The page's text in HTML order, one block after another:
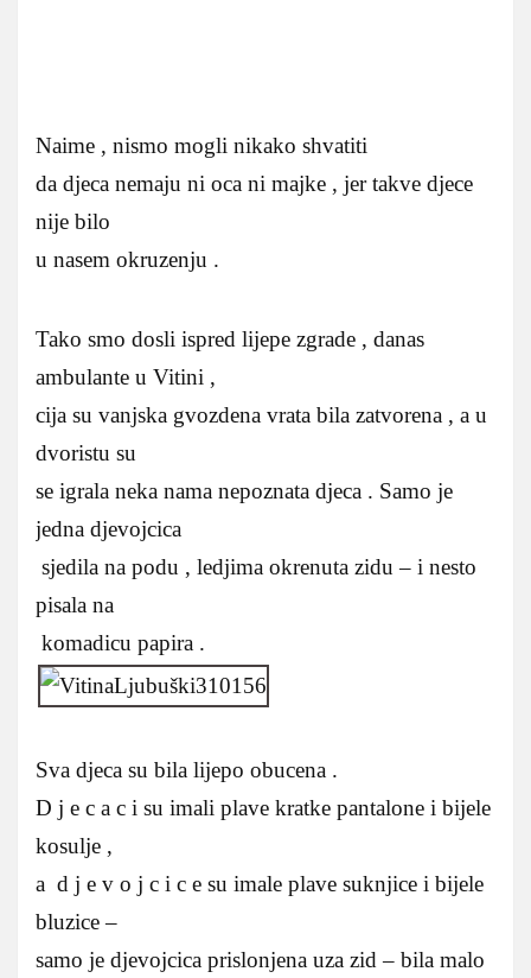
Naime , nismo mogli nikako shvatiti
da djeca nemaju ni oca ni majke , jer takve djece
nije bilo
u nasem okruzenju .
Tako smo dosli ispred lijepe zgrade , danas
ambulante u Vitini ,
cija su vanjska gvozdena vrata bila zatvorena , a u
dvoristu su
se igrala neka nama nepoznata djeca . Samo je
jedna djevojcica
sjedila na podu , ledjima okrenuta zidu – i nesto
pisala na
komadicu papira .
Sva djeca su bila lijepo obucena .
D j e c a c i su imali plave kratke pantalone i bijele
kosulje ,
a d j e v o j c i c e su imale plave suknjice i bijele
bluzice –
samo je djevojcica prislonjena uza zid – bila malo